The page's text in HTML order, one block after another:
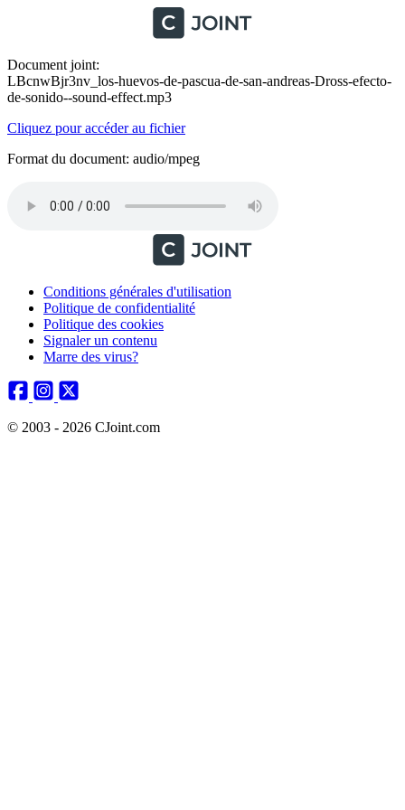
Document joint:
LBcnwBjr3nv_los-huevos-de-pascua-de-san-andreas-Dross-efecto-
de-sonido--sound-effect.mp3
Cliquez pour accéder au fichier
Format du document: audio/mpeg
Conditions générales d'utilisation
Politique de confidentialité
Politique des cookies
Signaler un contenu
Marre des virus?
© 2003 - 2026 CJoint.com